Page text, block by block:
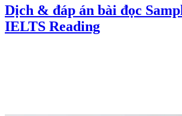
Dịch & đáp án bài đọc
IELTS Reading